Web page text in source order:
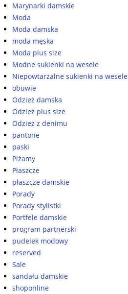
Marynarki damskie
Moda
Moda damska
moda męska
Moda plus size
Modne sukienki na wesele
Niepowtarzalne sukienki na wesele
obuwie
Odzież damska
Odzież plus size
Odzież z denimu
pantone
paski
Piżamy
Płaszcze
płaszcze damskie
Porady
Porady stylistki
Portfele damskie
program partnerski
pudelek modowy
reserved
Sale
sandału damskie
shoponline